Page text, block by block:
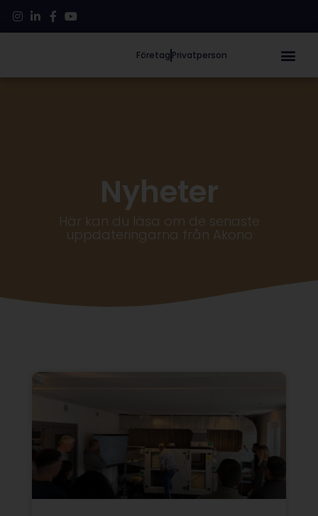
Företag Privatperson
Nyheter
Här kan du läsa om de senaste
uppdateringarna från Akono